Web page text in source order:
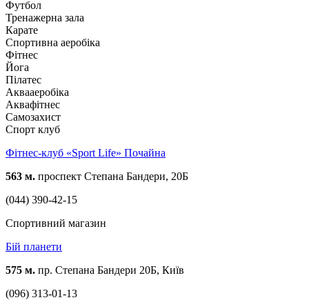
Футбол
Тренажерна зала
Карате
Спортивна аеробіка
Фітнес
Йога
Пілатес
Аквааеробіка
Аквафітнес
Самозахист
Спорт клуб
Фітнес-клуб «Sport Life» Почайна
563 м. проспект Степана Бандери, 20Б
(044) 390-42-15
Спортивний магазин
Бій планети
575 м. пр. Степана Бандери 20Б, Київ
(096) 313-01-13